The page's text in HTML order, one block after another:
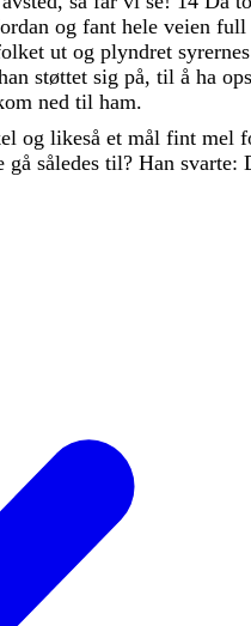
og fant hele veien full
ut og plyndret syrernes
støttet sig på, til å ha
ned til ham.
og likeså et mål fint mel
gå således til? Han svarte: